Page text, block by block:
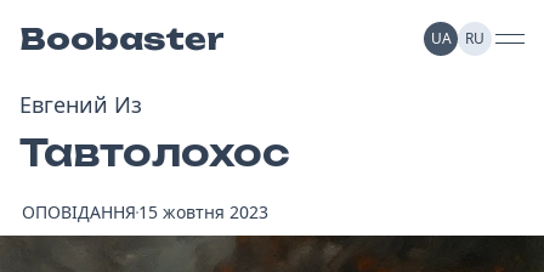
Boobaster UA RU
Евгений Из
Тавтолохос
ОПОВІДАННЯ 15 жовтня 2023